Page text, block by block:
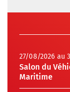
27/08/2026 au
Salon du
Maritime